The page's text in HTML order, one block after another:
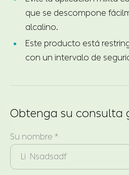
que se descompone
alcalino.
Este producto está
con un intervalo de
Obtenga su consulta
Su nombre *